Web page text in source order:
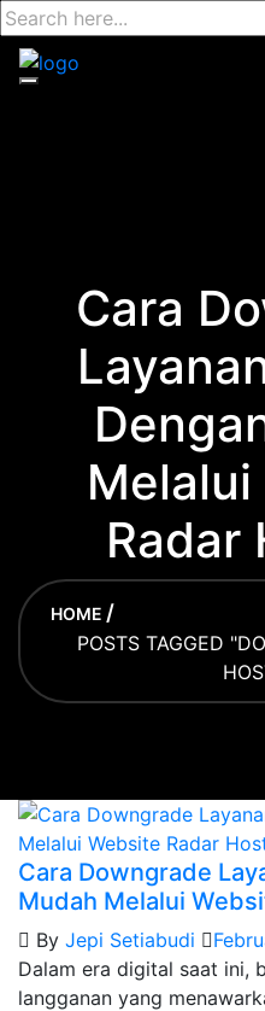
Skip
to
content
Cara
Radar
HOME
POSTS TAGGED
Cara Downgrade
Mudah Melalui
By Jepi Setiabudi
Dalam era digital saat ini,
langganan yang